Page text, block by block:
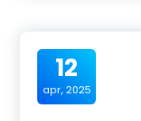
12
apr, 2025